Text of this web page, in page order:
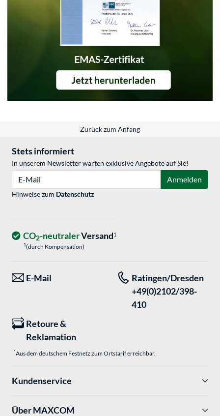
Zurück zum Anfang
Stets informiert
In unserem Newsletter warten exklusive Angebote auf Sie!
Anmelden
Hinweise zum Datenschutz
CO2-neutralerVersand1
1(durch Kompensation)
E-Mail
Ratingen/Dresden
+49(0)2102/398-
410
Retoure &
Reklamation
*Aus dem deutschem Festnetz zum Ortstarif erreichbar.
Kundenservice
Über MAXCOM